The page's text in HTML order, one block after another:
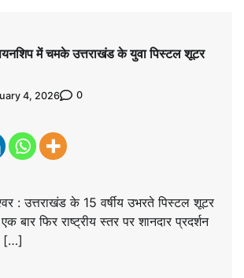
में चमके उत्तराखंड के युवा पिस्टल शूटर
4, 2026 0
: उत्तराखंड के 15 वर्षीय उभरते पिस्टल शूटर
बार फिर राष्ट्रीय स्तर पर शानदार प्रदर्शन
[…]